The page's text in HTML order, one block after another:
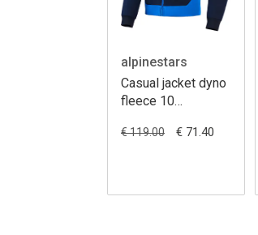
alpinestars
Casual jacket dyno
fleece 10
€ 119.00 € 71.40